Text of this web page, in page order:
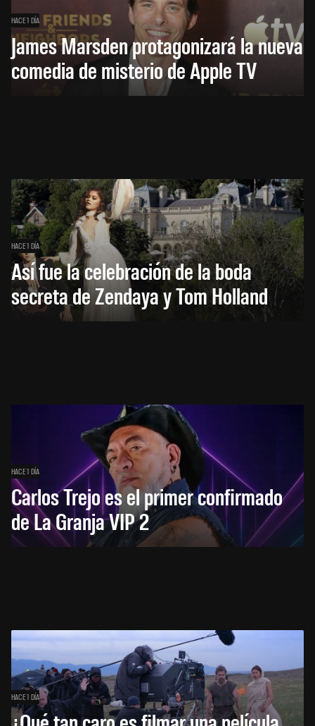
HACE 1 DÍA
James Marsden protagonizará la nueva
comedia de misterio de Apple TV
HACE 1 DÍA
Así fue la celebración de la boda
secreta de Zendaya y Tom Holland
HACE 1 DÍA
Carlos Trejo es el primer confirmado
de La Granja VIP 2
HACE 1 DÍA